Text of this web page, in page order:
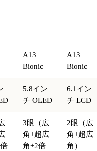
A13
Bionic
A13
Bionic
5.8イン
チ OLED
6.1イン
チ LCD
3眼（広
角+超広
角+2倍
2眼（広
角+超広
角）